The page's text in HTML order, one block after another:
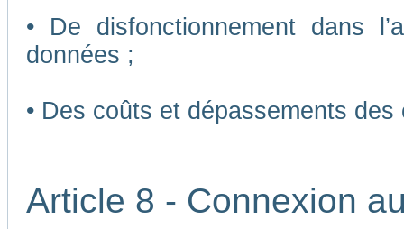
• De disfonctionnement dans
données ;
• Des coûts et dépassements
Article 8 - Connexion